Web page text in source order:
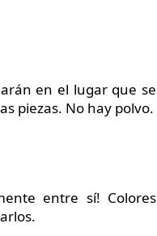
en el lugar que se
piezas. No hay polvo.
entre sí! Colores